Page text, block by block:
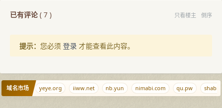
已有评论( 7 ) 只看楼主 倒序
提示： 您必须 登录 才能查看此内容。
域名市场
mofa.yun yeye.org iiww.net nb.yun nimabi.com qu.pw